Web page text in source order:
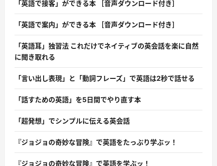
「英語で接客」ができる本 ［音声ダウンロード付き］
「英語で案内」ができる本 ［音声ダウンロード付き］
「英語耳」独習法 これだけでネイティブの英会話を楽に自然
に聞き取れる
「言い出し表現」と「動詞フレーズ」で英語は2秒で話せる
「話すための英語」を5日間でやり直す本
「超発想」でシンプルに伝える英会話
『ジョジョの奇妙な冒険』で英語をたっぷり学ぶッ！
『ジョジョの奇妙な冒険』で英語を学ぶッ！